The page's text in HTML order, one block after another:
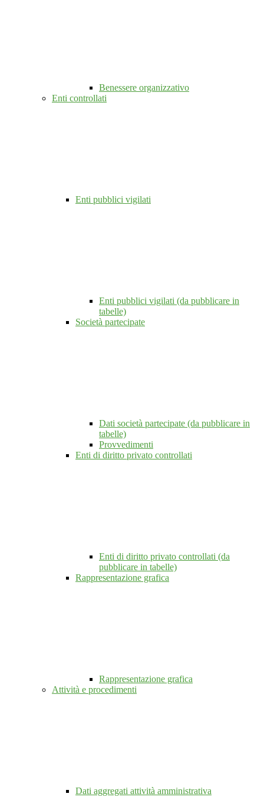
Benessere organizzativo
Enti controllati
Enti pubblici vigilati
Enti pubblici vigilati (da pubblicare in
tabelle)
Società partecipate
Dati società partecipate (da pubblicare in
tabelle)
Provvedimenti
Enti di diritto privato controllati
Enti di diritto privato controllati (da
pubblicare in tabelle)
Rappresentazione grafica
Rappresentazione grafica
Attività e procedimenti
Dati aggregati attività amministrativa